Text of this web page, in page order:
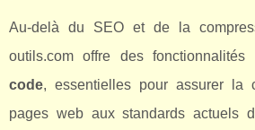
Au-delà du SEO et de la
outils.com offre des
code, essentielles pour assurer la
pages web aux standards actuels